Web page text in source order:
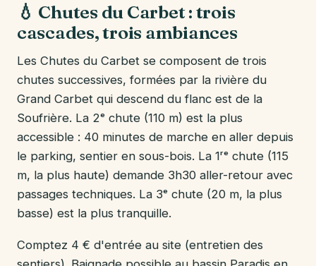
💧 Chutes du Carbet : trois
cascades, trois ambiances
Les Chutes du Carbet se composent de trois
chutes successives, formées par la rivière du
Grand Carbet qui descend du flanc est de la
Soufrière. La 2ᵉ chute (110 m) est la plus
accessible : 40 minutes de marche en aller depuis
le parking, sentier en sous-bois. La 1ʳᵉ chute (115
m, la plus haute) demande 3h30 aller-retour avec
passages techniques. La 3ᵉ chute (20 m, la plus
basse) est la plus tranquille.
Comptez 4 € d'entrée au site (entretien des